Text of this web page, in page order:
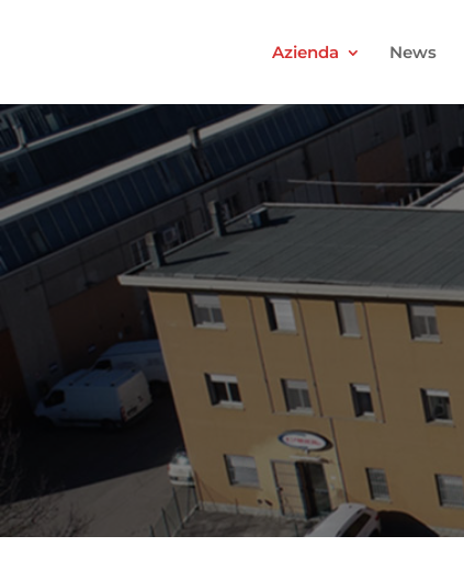
Azienda News